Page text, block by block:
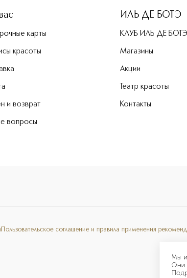
Мы
Они
карты
красоты
и возврат
вопросы
ИЛЬ ДЕ БОТЭ
КЛУБ ИЛЬ ДЕ БОТЭ
Магазины
Акции
Театр красоты
Контакты
Пользовательское соглашение и правила применения